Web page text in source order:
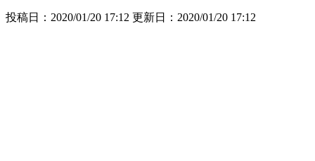
投稿日：2020/01/20 17:12 更新日： 2020/01/20 17:12